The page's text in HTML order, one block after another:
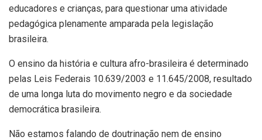
educadores e crianças, para questionar uma atividade
pedagógica plenamente amparada pela legislação
brasileira.
O ensino da história e cultura afro-brasileira é determinado
pelas Leis Federais 10.639/2003 e 11.645/2008, resultado
de uma longa luta do movimento negro e da sociedade
democrática brasileira.
Não estamos falando de doutrinação nem de ensino